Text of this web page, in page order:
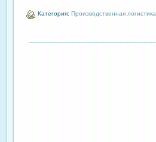
Категория: Производственная логистика